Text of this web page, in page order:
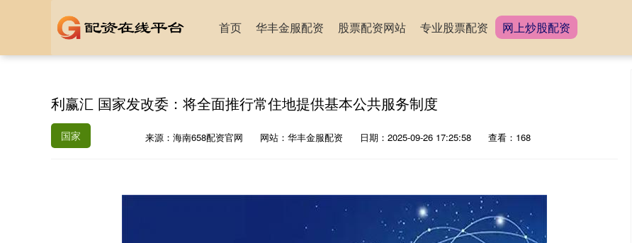
首页 华丰金服配资 股票配资网站 专业股票配资 网上炒股配资
利赢汇 国家发改委：将全面推行常住地提供基本公共服务制度
国家 来源：海南658配资官网 网站：华丰金服配资 日期：2025-09-26 17:25:58 查看：168